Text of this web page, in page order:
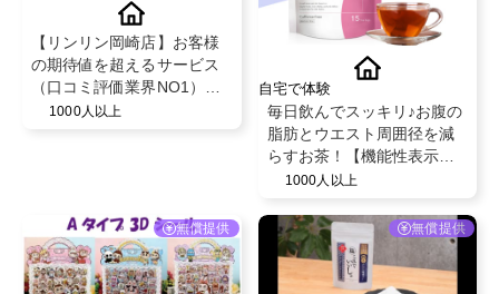
【リンリン岡崎店】お客様
の期待値を超えるサービス
（口コミ評価業界NO1）と
既存のお客様からの紹介率
1000人以上
自宅で体験
毎日飲んでスッキリ♪お腹の
脂肪とウエスト周囲径を減
らすお茶！【機能性表示食
品】1000人以上
無償提供 無償提供